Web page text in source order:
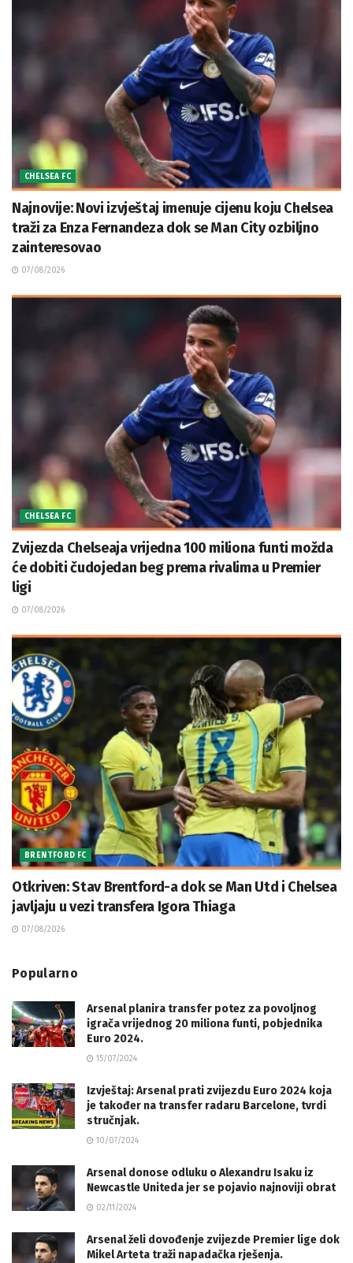
CHELSEA FC
Najnovije: Novi izvještaj imenuje cijenu koju Chelsea
traži za Enza Fernandeza dok se Man City ozbiljno
zainteresovao
07/08/2026
CHELSEA FC
Zvijezda Chelseaja vrijedna 100 miliona funti možda
će dobiti čudojedan beg prema rivalima u Premier
ligi
07/08/2026
BRENTFORD FC
Otkriven: Stav Brentford-a dok se Man Utd i Chelsea
javljaju u vezi transfera Igora Thiaga
07/08/2026
Popularno
Arsenal planira transfer potez za povoljnog
igrača vrijednog 20 miliona funti, pobjednika
Euro 2024.
15/07/2024
Izvještaj: Arsenal prati zvijezdu Euro 2024 koja
je također na transfer radaru Barcelone, tvrdi
stručnjak.
10/07/2024
Arsenal donose odluku o Alexandru Isaku iz
Newcastle Uniteda jer se pojavio najnoviji obrat
02/11/2024
Arsenal želi dovođenje zvijezde Premier lige dok
Mikel Arteta traži napadačka rješenja.